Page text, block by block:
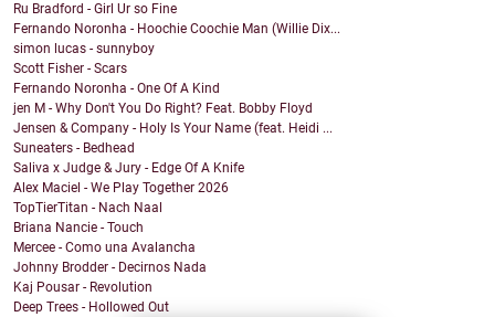
Ru Bradford - Girl Ur so Fine
Fernando Noronha - Hoochie Coochie Man (Willie Dix...
simon lucas - sunnyboy
Scott Fisher - Scars
Fernando Noronha - One Of A Kind
jen M - Why Don't You Do Right? Feat. Bobby Floyd
Jensen & Company - Holy Is Your Name (feat. Heidi ...
Suneaters - Bedhead
Saliva x Judge & Jury - Edge Of A Knife
Alex Maciel - We Play Together 2026
TopTierTitan - Nach Naal
Briana Nancie - Touch
Mercee - Como una Avalancha
Johnny Brodder - Decirnos Nada
Kaj Pousar - Revolution
Deep Trees - Hollowed Out